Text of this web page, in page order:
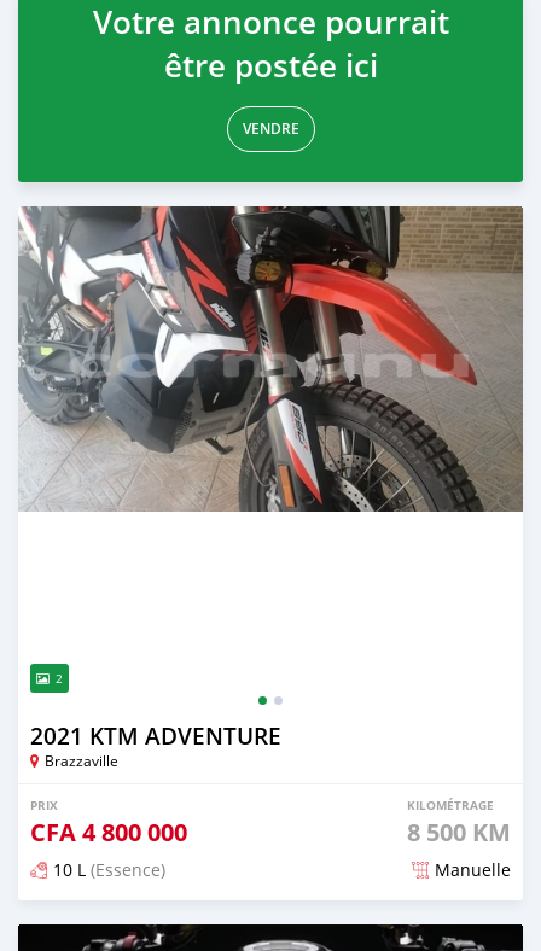
Votre annonce pourrait
être postée ici
VENDRE
2
2021 KTM ADVENTURE
Brazzaville
PRIX
CFA4 800 000
KILOMÉTRAGE
8 500 KM
10 L (Essence) Manuelle
Publié il y a presque 2 ans